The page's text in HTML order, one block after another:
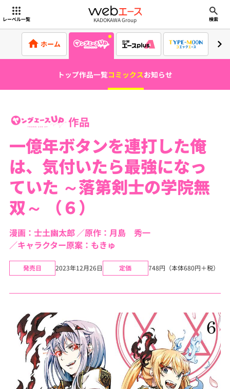
レーベル一覧 webエース
KADOKAWA Group 検索
ホーム
トップ作品一覧コミックスお知らせ
作品
一億年ボタンを連打した俺
は、気付いたら最強になっ
ていた ～落第剣士の学院無
双～ （６）
漫画：士土幽太郎
原作：月島 秀一
キャラクター原案：もきゅ
発売日 2023年12月26日 定価 748円（本体680円＋税）